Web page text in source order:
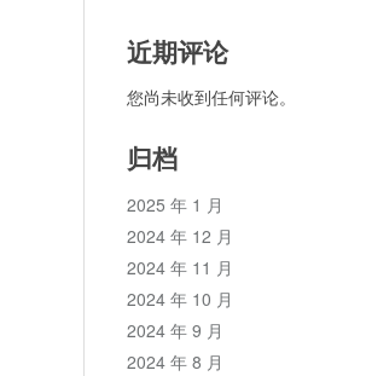
近期评论
您尚未收到任何评论。
归档
2025 年 1 月
2024 年 12 月
2024 年 11 月
2024 年 10 月
2024 年 9 月
2024 年 8 月